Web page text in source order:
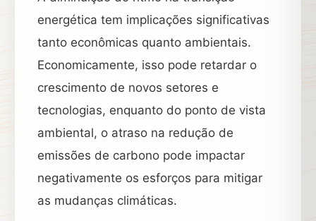
energética tem implicações significativas
tanto econômicas quanto ambientais.
Economicamente, isso pode retardar o
crescimento de novos setores e
tecnologias, enquanto do ponto de vista
ambiental, o atraso na redução de
emissões de carbono pode impactar
negativamente os esforços para mitigar
as mudanças climáticas.